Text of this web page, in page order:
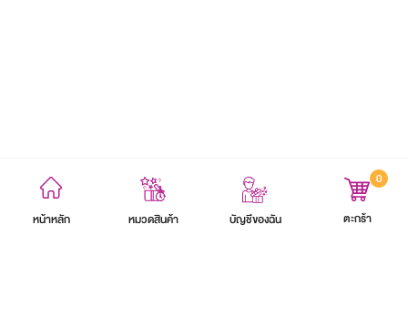
หน้าหลัก หมวดสินค้า บัญชีของฉัน
0
ตะกร้า
ข้อตกลงและเงื่อนไข นโยบายความเป็นส่วนตัว แผนผังเว็บไซต์